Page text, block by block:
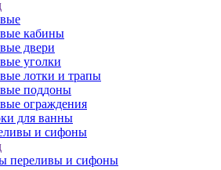
кабины
двери
уголки
лотки и трапы
поддоны
ограждения
для ванны
и сифоны
переливы и сифоны